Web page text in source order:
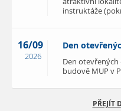
instruktáže
16/09
2026
Den
Den otevřených
budově MUP v
PŘEJÍT